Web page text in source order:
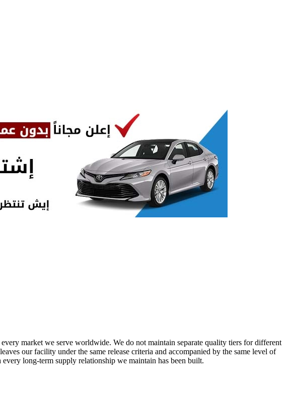
market we serve worldwide. We do not maintain separate quality tiers for different
our facility under the same release criteria and accompanied by the same level of
long-term supply relationship we maintain has been built.